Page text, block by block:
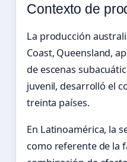
Contexto de
La producción
Coast, Queensland,
de escenas
juvenil, desarrolló el
treinta países.
En Latinoamérica, la
como referente de la